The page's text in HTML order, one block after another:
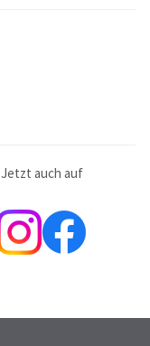
Jetzt auch auf